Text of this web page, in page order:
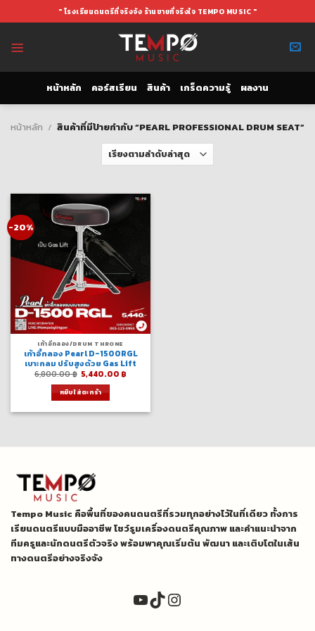
to
" โรงเรียนดนตรีที่จริงจัง ร้านขายที่จริงใจ TEMPO MUSIC "
หน้าหลัก คอร์สเรียน สินค้า เกร็ดความรู้ ผลงาน
หน้าหลัก / สินค้าที่มีป้ายกำกับ “PEARL PROFESSIONAL DRUM SEAT”
-20%
เก้าอี้กลอง/DRUM THRONE
เก้าอี้กลอง Pearl D-1500RGL
เบาะกลม ปรับสูงด้วย Gas Lift
6,800.00฿ Original
price
was:
6,800.00 ฿.
5,440.00 ฿
หยิบใส่ตะกร้า
Tempo Music คือพื้นที่ของคนดนตรีที่รวมทุกอย่างไว้ในที่เดียว ทั้งการ
เรียนดนตรีแบบมืออาชีพ โชว์รูมเครื่องดนตรีคุณภาพ และคำแนะนำจาก
ทีมครูและนักดนตรีตัวจริง พร้อมพาคุณเริ่มต้น พัฒนา และเติบโตในเส้น
ทางดนตรีอย่างจริงจัง
YouTube
TikTok
Instagram